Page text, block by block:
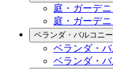
庭・ガーデ
庭・ガーデ
ベランダ・バルコニ
ベランダ・
ベランダ・